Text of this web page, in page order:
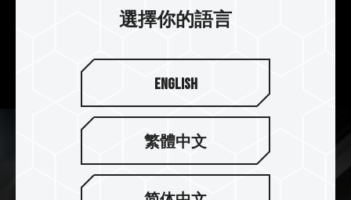
PCIe 4.0 SSD 採用最新 PCIe Gen4 x4 介面，提供
了令人驚嘆的 7400/7000 MB/s 的連續讀取/寫入
選擇你的語言
English
繁體中文